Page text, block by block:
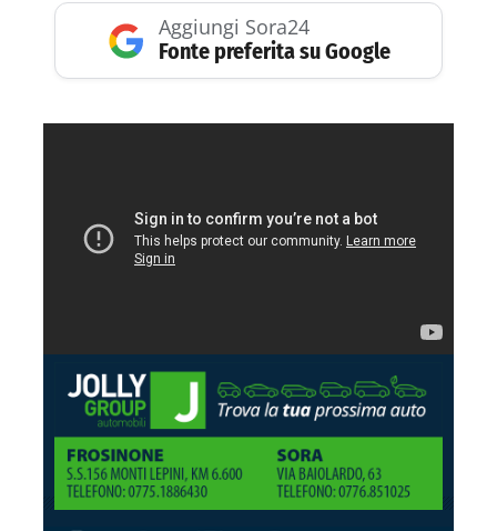
Aggiungi Sora24
Fonte preferita su Google